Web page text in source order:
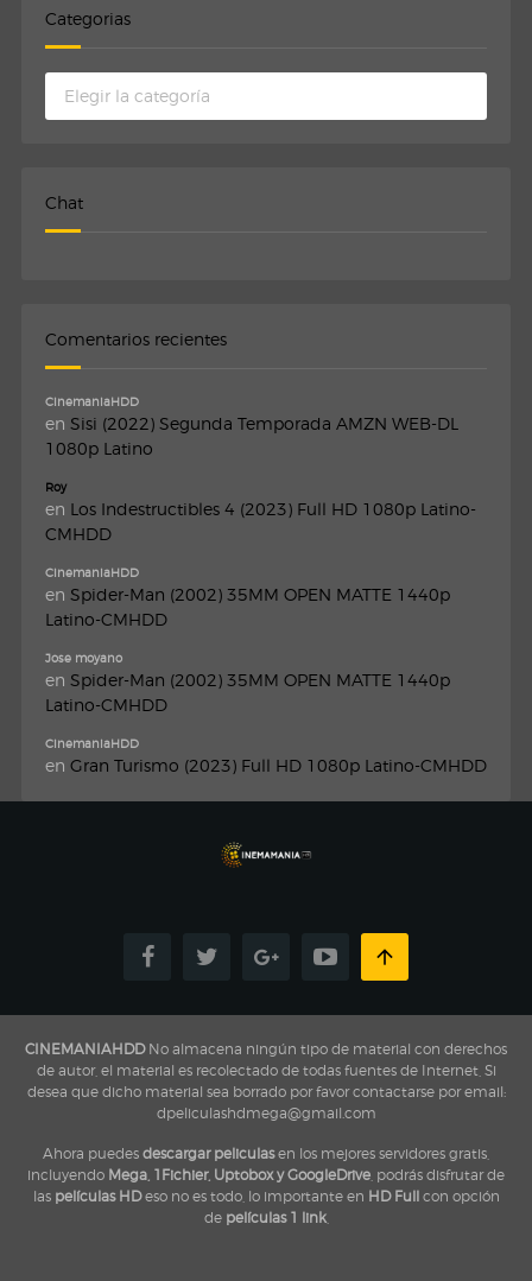
Categorias
Categorias
Chat
Comentarios recientes
CinemaniaHDD
en Sisi (2022) Segunda Temporada AMZN WEB-DL
1080p Latino
Roy
en Los Indestructibles 4 (2023) Full HD 1080p Latino-
CMHDD
CinemaniaHDD
en Spider-Man (2002) 35MM OPEN MATTE 1440p
Latino-CMHDD
Jose moyano
en Spider-Man (2002) 35MM OPEN MATTE 1440p
Latino-CMHDD
CinemaniaHDD
en Gran Turismo (2023) Full HD 1080p Latino-CMHDD
CINEMANIAHDDNo almacena ningún tipo de material con derechos
de autor, el material es recolectado de todas fuentes de Internet, Si
desea que dicho material sea borrado por favor contactarse por email:
dpeliculashdmega@gmail.com
Ahora puedes descargar peliculasen los mejores servidores gratis,
incluyendo Mega, 1Fichier, Uptobox y GoogleDrive , podrás disfrutar de
las películas HDeso no es todo, lo importante en HD Fullcon opción
de películas 1 link,